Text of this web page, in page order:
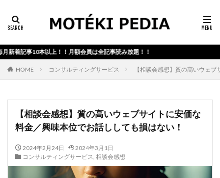
記事10本以上！！月額会員は全記事読み放題！！
HOME コンサルティングサービス 【相談会感想】質の高いウェ
【相談会感想】質の高いウェブサイトに安価な
料金／興味本位でお話ししても損はない！
2024年2月24日
2024年3月1日
コンサルティングサービス, 相談会感想